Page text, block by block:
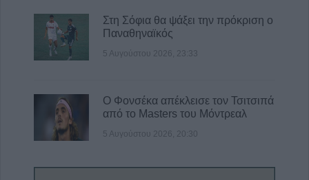
Στη Σόφια θα ψάξει την πρόκριση ο
Παναθηναϊκός
5 Αυγούστου 2026, 23:33
Ο Φονσέκα απέκλεισε τον Τσιτσιπά
από το Masters του Μόντρεαλ
5 Αυγούστου 2026, 20:30